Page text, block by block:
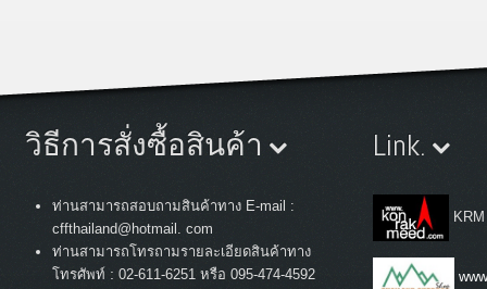
วิธีการสั่งซื้อสินค้า
ท่านสามารถสอบถามสินค้าทาง E-mail :
cffthailand@hotmail. com
ท่านสามารถโทรถามรายละเอียดสินค้าทาง
โทรศัพท์ : 02-611-6251 หรือ 095-474-4592
Link.
KRM